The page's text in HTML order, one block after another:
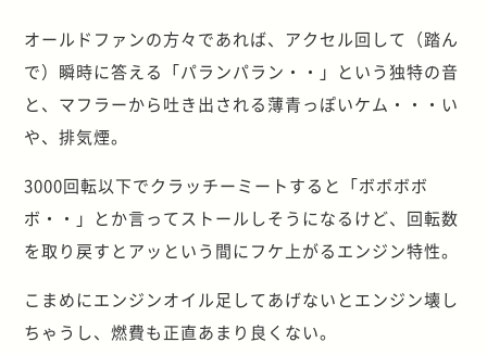
オールドファンの方々であれば、アクセル回して（踏ん
で）瞬時に答える「パランパラン・・」という独特の音
と、マフラーから吐き出される薄青っぽいケム・・・い
や、排気煙。
3000回転以下でクラッチーミートすると「ボボボボ
ボ・・」とか言ってストールしそうになるけど、回転数
を取り戻すとアッという間にフケ上がるエンジン特性。
こまめにエンジンオイル足してあげないとエンジン壊し
ちゃうし、燃費も正直あまり良くない。